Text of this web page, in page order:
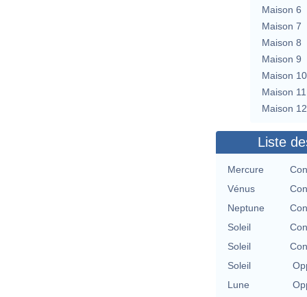
Maison 6
Maison 7
Maison 8
Maison 9
Maison 10
Maison 11
Maison 12
Liste
Mercure
Vénus
Neptune
Soleil
Soleil
Soleil
Lune